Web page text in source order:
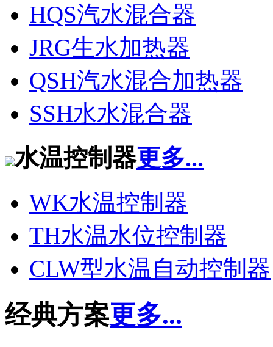
HQS汽水混合器
JRG生水加热器
QSH汽水混合加热器
SSH水水混合器
水温控制器更多...
WK水温控制器
TH水温水位控制器
CLW型水温自动控制器
经典方案更多...